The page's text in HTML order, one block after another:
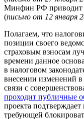
Минфин РФ приводит
(письмо от 12 января
Полагаем, что
позиции своего
страховым взносам
времени данное
в налоговом
внесении изменений
связи с
проходит публичные
проекта
требующей